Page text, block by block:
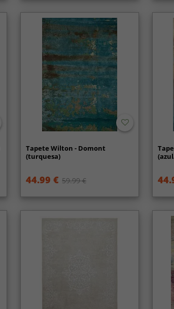
Tapete Wilton - Domont
(turquesa)
44.99 € 59.99 €